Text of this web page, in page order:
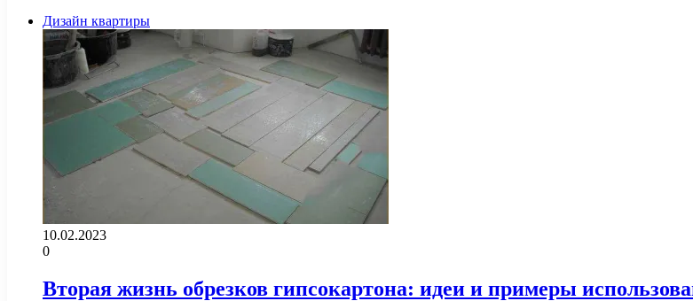
Дизайн квартиры
10.02.2023
0
Вторая жизнь обрезков гипсокартона: идеи и примеры